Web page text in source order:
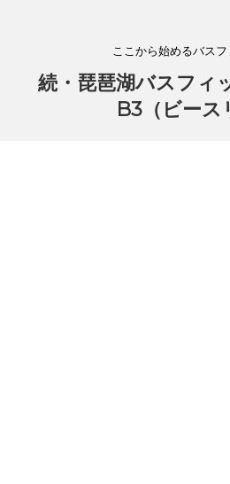
ここから始めるバス
続・琵琶湖バスフィ
B3（ビース